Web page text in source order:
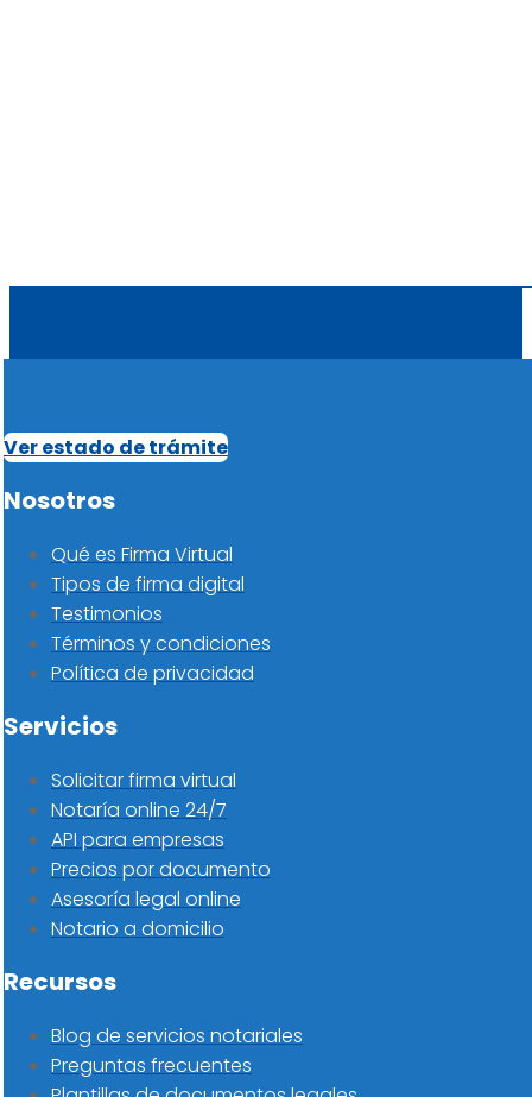
Ver estado de trámite
Nosotros
Qué es Firma Virtual
Tipos de firma digital
Testimonios
Términos y condiciones
Política de privacidad
Servicios
Solicitar firma virtual
Notaría online 24/7
API para empresas
Precios por documento
Asesoría legal online
Notario a domicilio
Recursos
Blog de servicios notariales
Preguntas frecuentes